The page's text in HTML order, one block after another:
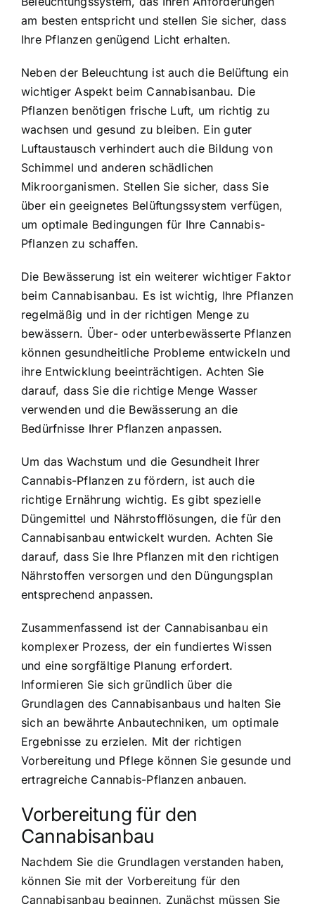
am besten entspricht und stellen Sie sicher, dass
Ihre Pflanzen genügend Licht erhalten.
Neben der Beleuchtung ist auch die Belüftung ein
wichtiger Aspekt beim Cannabisanbau. Die
Pflanzen benötigen frische Luft, um richtig zu
wachsen und gesund zu bleiben. Ein guter
Luftaustausch verhindert auch die Bildung von
Schimmel und anderen schädlichen
Mikroorganismen. Stellen Sie sicher, dass Sie
über ein geeignetes Belüftungssystem verfügen,
um optimale Bedingungen für Ihre Cannabis-
Pflanzen zu schaffen.
Die Bewässerung ist ein weiterer wichtiger Faktor
beim Cannabisanbau. Es ist wichtig, Ihre Pflanzen
regelmäßig und in der richtigen Menge zu
bewässern. Über- oder unterbewässerte Pflanzen
können gesundheitliche Probleme entwickeln und
ihre Entwicklung beeinträchtigen. Achten Sie
darauf, dass Sie die richtige Menge Wasser
verwenden und die Bewässerung an die
Bedürfnisse Ihrer Pflanzen anpassen.
Um das Wachstum und die Gesundheit Ihrer
Cannabis-Pflanzen zu fördern, ist auch die
richtige Ernährung wichtig. Es gibt spezielle
Düngemittel und Nährstofflösungen, die für den
Cannabisanbau entwickelt wurden. Achten Sie
darauf, dass Sie Ihre Pflanzen mit den richtigen
Nährstoffen versorgen und den Düngungsplan
entsprechend anpassen.
Zusammenfassend ist der Cannabisanbau ein
komplexer Prozess, der ein fundiertes Wissen
und eine sorgfältige Planung erfordert.
Informieren Sie sich gründlich über die
Grundlagen des Cannabisanbaus und halten Sie
sich an bewährte Anbautechniken, um optimale
Ergebnisse zu erzielen. Mit der richtigen
Vorbereitung und Pflege können Sie gesunde und
ertragreiche Cannabis-Pflanzen anbauen.
Vorbereitung für den
Cannabisanbau
Nachdem Sie die Grundlagen verstanden haben,
können Sie mit der Vorbereitung für den
Cannabisanbau beginnen. Zunächst müssen Sie